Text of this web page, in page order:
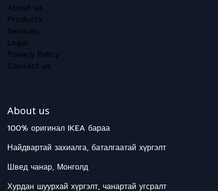
About us
Products
Services
Legal
Privacy Policy
Contact us
About us
100% оригинал IKEA бараа
Найдвартай захиалга, баталгаатай хүргэлт
Швед чанар, Монголд
Хурдан шуурхай хүргэлт, чанартай угсралт